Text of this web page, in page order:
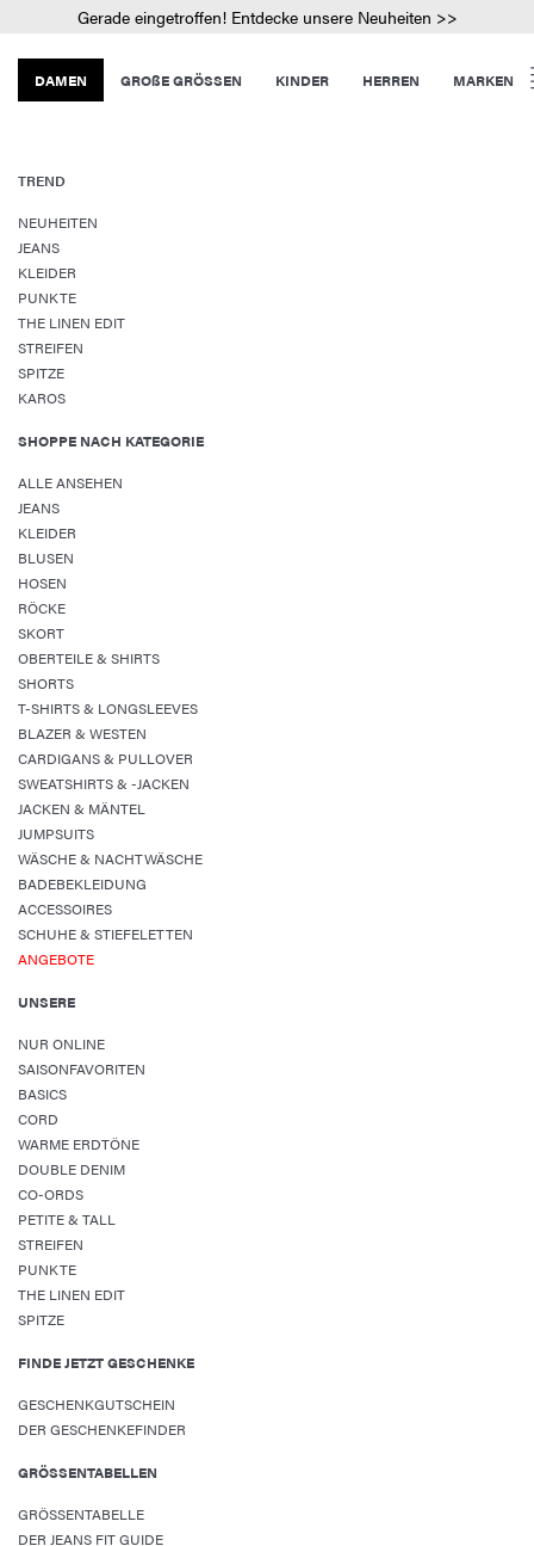
Gerade eingetroffen! Entdecke unsere Neuheiten >>
DAMEN GROßE GRÖSSEN KINDER HERREN MARKEN
TREND
NEUHEITEN
JEANS
KLEIDER
PUNKTE
THE LINEN EDIT
STREIFEN
SPITZE
KAROS
SHOPPE NACH KATEGORIE
ALLE ANSEHEN
JEANS
KLEIDER
BLUSEN
HOSEN
RÖCKE
SKORT
OBERTEILE & SHIRTS
SHORTS
T-SHIRTS & LONGSLEEVES
BLAZER & WESTEN
CARDIGANS & PULLOVER
SWEATSHIRTS & -JACKEN
JACKEN & MÄNTEL
JUMPSUITS
WÄSCHE & NACHTWÄSCHE
BADEBEKLEIDUNG
ACCESSOIRES
SCHUHE & STIEFELETTEN
ANGEBOTE
UNSERE
NUR ONLINE
SAISONFAVORITEN
BASICS
CORD
WARME ERDTÖNE
DOUBLE DENIM
CO-ORDS
PETITE & TALL
STREIFEN
PUNKTE
THE LINEN EDIT
SPITZE
FINDE JETZT GESCHENKE
GESCHENKGUTSCHEIN
DER GESCHENKEFINDER
GRÖSSENTABELLEN
GRÖSSENTABELLE
DER JEANS FIT GUIDE